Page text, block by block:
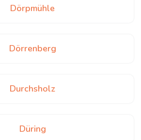
Dörpmühle
Dörrenberg
Durchsholz
Düring